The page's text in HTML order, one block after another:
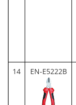
14 EN-E5222B